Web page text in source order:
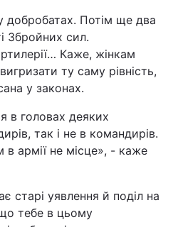
добробатах. Потім ще два
Збройних сил.
Каже, жінкам
ту саму рівність,
у законах.
в головах деяких
так і не в командирів.
армії не місце», - каже
старі уявлення й поділ на
тебе в цьому